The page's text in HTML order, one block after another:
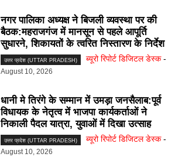
नगर पालिका अध्यक्ष ने बिजली व्यवस्था पर की
बैठक:महराजगंज में मानसून से पहले आपूर्ति
सुधारने, शिकायतों के त्वरित निस्तारण के निर्देश
उत्तर प्रदेश (UTTAR PRADESH) ब्यूरो रिपोर्ट डिजिटल डेस्क -
August 10, 2026
धानी मे तिरंगे के सम्मान में उमड़ा जनसैलाब:पूर्व
विधायक के नेतृत्व में भाजपा कार्यकर्ताओं ने
निकाली पैदल यात्रा, युवाओं में दिखा उत्साह
उत्तर प्रदेश (UTTAR PRADESH) ब्यूरो रिपोर्ट डिजिटल डेस्क -
August 10, 2026